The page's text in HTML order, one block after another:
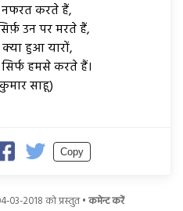
करते हैं,
उन पर मरते हैं,
हुआ यारों,
हमसे करते हैं।
साहू)
Copy
03-2018 को प्रस्तुत •कमेन्ट करें